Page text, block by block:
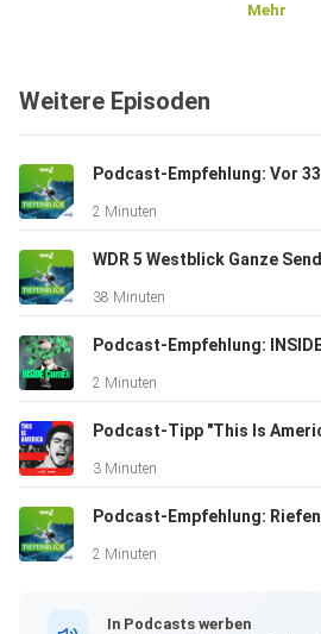
Mehr
Weitere Episoden
Podcast-Empfehlung: Vor 33
2 Minuten
38 Minuten
2 Minuten
3 Minuten
2 Minuten
In Podcasts werben